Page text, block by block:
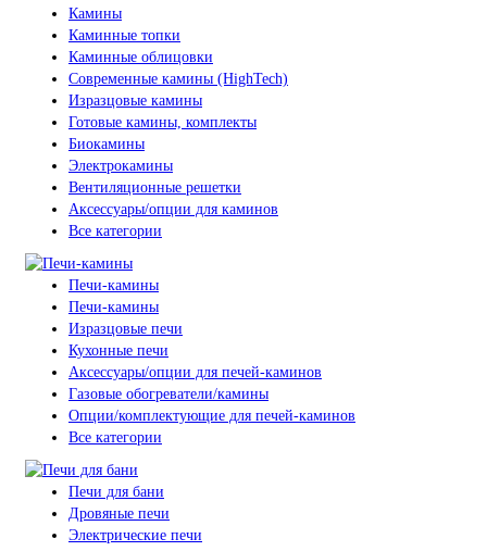
Камины
Каминные топки
Каминные облицовки
Современные камины (HighTech)
Изразцовые камины
Готовые камины, комплекты
Биокамины
Электрокамины
Вентиляционные решетки
Аксессуары/опции для каминов
Все категории
Печи-камины
Печи-камины
Изразцовые печи
Кухонные печи
Аксессуары/опции для печей-каминов
Газовые обогреватели/камины
Опции/комплектующие для печей-каминов
Все категории
Печи для бани
Дровяные печи
Электрические печи